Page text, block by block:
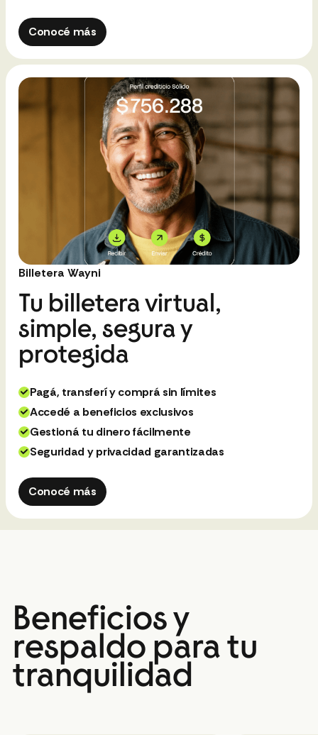
Conocé más
Billetera Wayni
Tu billetera virtual,
simple, segura y
protegida
Pagá, transferí y comprá sin límites
Accedé a beneficios exclusivos
Gestioná tu dinero fácilmente
Seguridad y privacidad garantizadas
Conocé más
Beneficios y
respaldo para tu
tranquilidad